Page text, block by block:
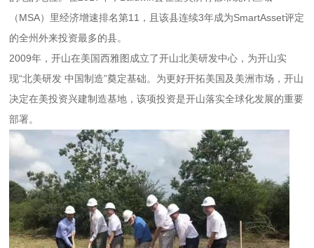
（MSA）里经济增速排名第11，且该县连续3年成为SmartAsset评定
的全州外来投资最多的县。
2009年，开山在美国西雅图成立了开山北美研发中心，为开山实
现“北美研发 中国制造”奠定基础。为更好开拓美国及美洲市场，开山
决定在美投资兴建制造基地，该项投资是开山落实全球化发展的重要
部署。